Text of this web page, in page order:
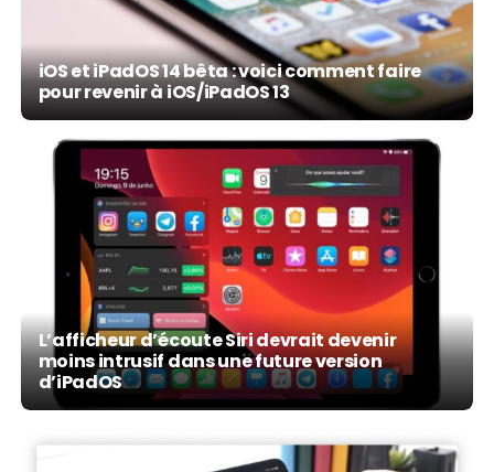
iOS et iPadOS 14 bêta : voici comment faire
pour revenir à iOS/iPadOS 13
L’afficheur d’écoute Siri devrait devenir
moins intrusif dans une future version
d’iPadOS